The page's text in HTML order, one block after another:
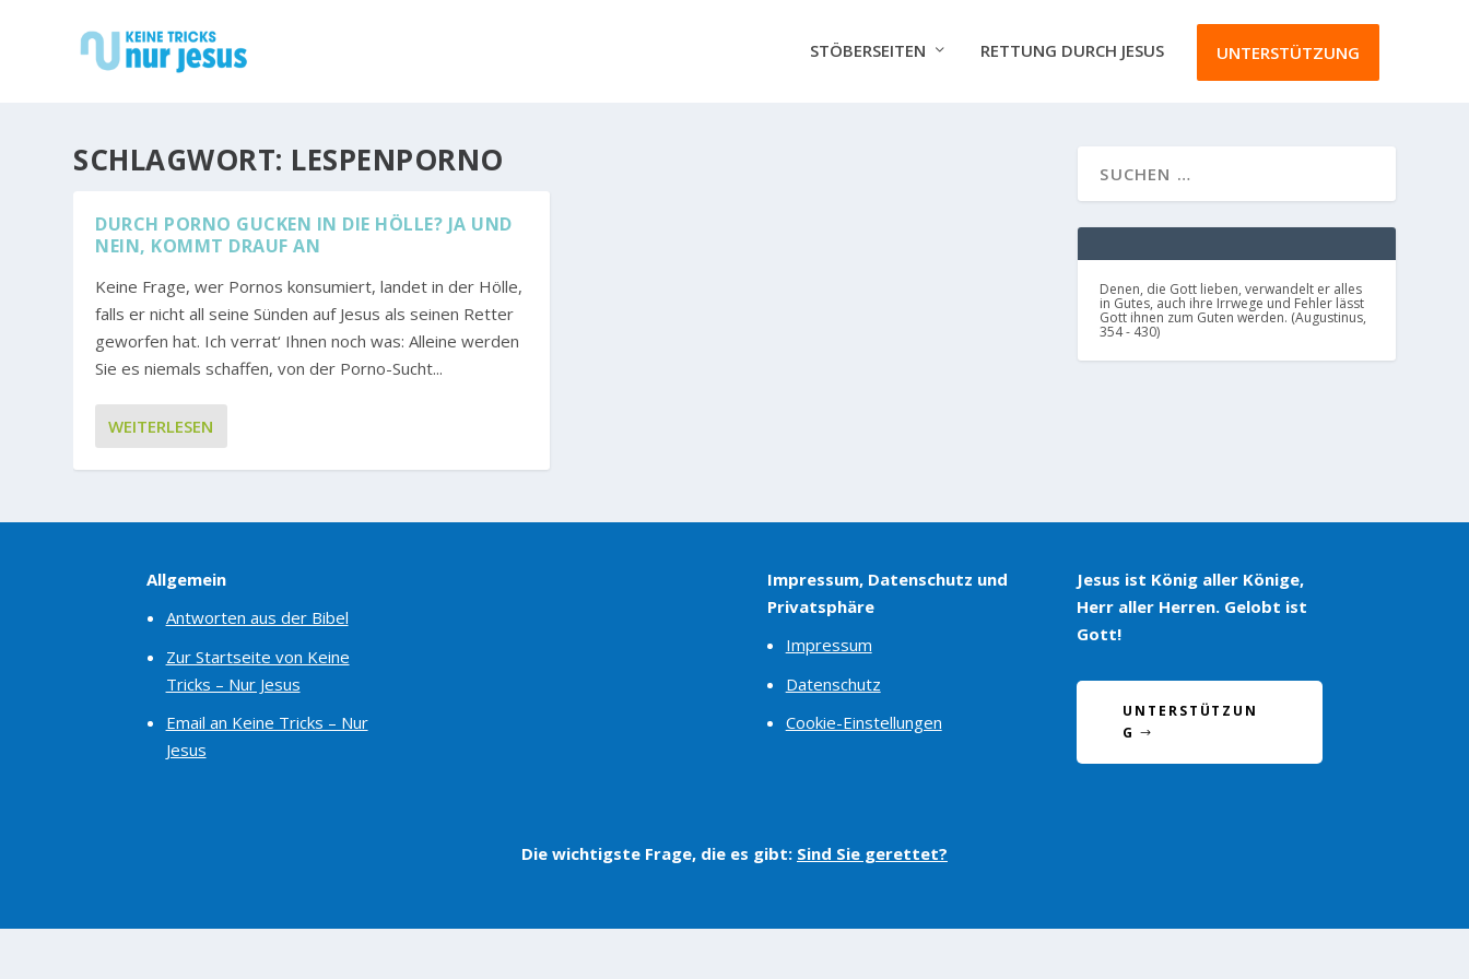
STÖBERSEITEN RETTUNG DURCH JESUS UNTERSTÜTZUNG
SCHLAGWORT: LESPENPORNO
DURCH PORNO GUCKEN IN DIE HÖLLE? JA UND
NEIN, KOMMT DRAUF AN
Keine Frage, wer Pornos konsumiert, landet in der Hölle,
falls er nicht all seine Sünden auf Jesus als seinen Retter
geworfen hat. Ich verrat‘ Ihnen noch was: Alleine werden
Sie es niemals schaffen, von der Porno-Sucht...
WEITERLESEN
Denen, die Gott lieben, verwandelt er alles
in Gutes, auch ihre Irrwege und Fehler lässt
Gott ihnen zum Guten werden. (Augustinus,
354 - 430)
Allgemein
Antworten aus der Bibel
Zur Startseite von Keine
Tricks – Nur Jesus
Email an Keine Tricks – Nur
Jesus
Impressum, Datenschutz und
Privatsphäre
Impressum
Datenschutz
Cookie-Einstellungen
Jesus ist König aller Könige,
Herr aller Herren. Gelobt ist
Gott!
UNTERSTÜTZUN
G
Die wichtigste Frage, die es gibt: Sind Sie gerettet?